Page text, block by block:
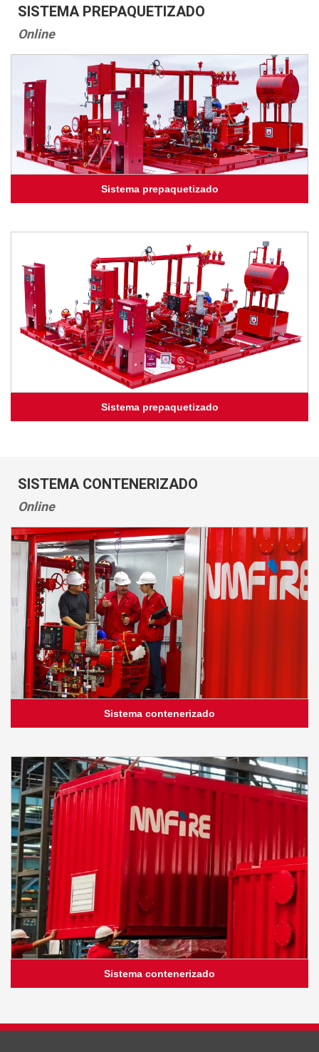
SISTEMA PREPAQUETIZADO
Online
Sistema prepaquetizado
Sistema prepaquetizado
SISTEMA CONTENERIZADO
Online
Sistema contenerizado
Sistema contenerizado